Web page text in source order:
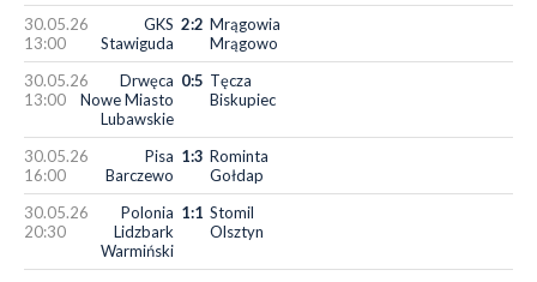
30.05.26
13:00
GKS
Stawiguda
2:2 Mrągowia
Mrągowo
30.05.26
13:00
Drwęca
Nowe Miasto
Lubawskie
0:5 Tęcza
Biskupiec
30.05.26
16:00
Pisa
Barczewo
1:3 Rominta
Gołdap
30.05.26
20:30
Polonia
Lidzbark
Warmiński
1:1 Stomil
Olsztyn